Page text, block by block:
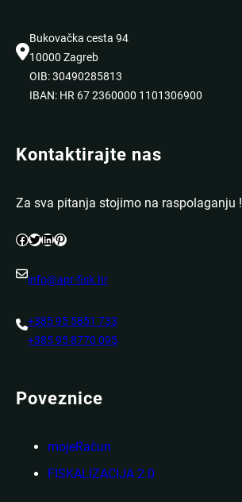
Bukovačka cesta 94
10000 Zagreb
OIB: 30490285813
IBAN: HR 67 2360000 1101306900
Kontaktirajte nas
Za sva pitanja stojimo na raspolaganju !
Facebook Twitter LinkedIn Pinterest
info@apr-fisk.hr
+385 95 5851 733
+385 95 8770 095
Poveznice
mojeRačun
FISKALIZACIJA 2.0